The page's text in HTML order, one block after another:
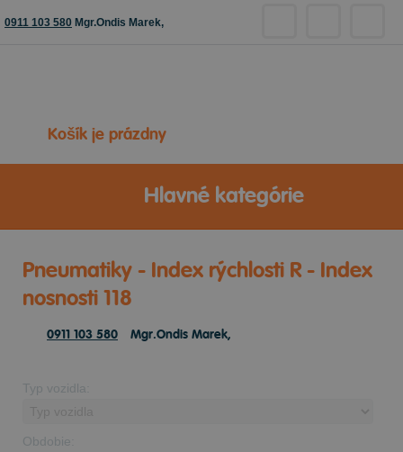
0911 103 580 Mgr.Ondis Marek,
Košík je prázdny
Hlavné kategórie
Pneumatiky - Index rýchlosti R - Index
nosnosti 118
0911 103 580 Mgr.Ondis Marek,
Typ vozidla:
Obdobie: